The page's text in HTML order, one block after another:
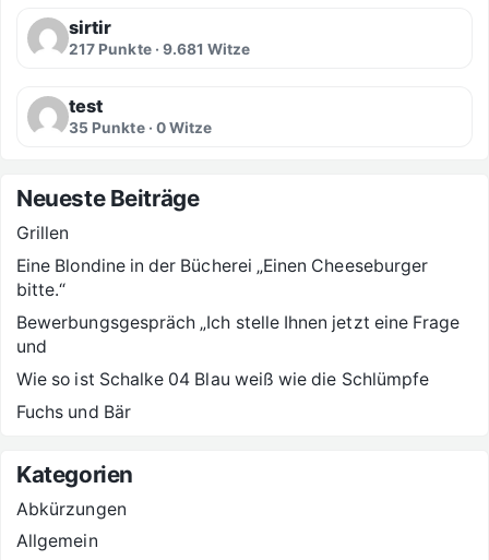
sirtir
217 Punkte · 9.681 Witze
test
35 Punkte · 0 Witze
Neueste Beiträge
Grillen
Eine Blondine in der Bücherei „Einen Cheeseburger
bitte.“
Bewerbungsgespräch „Ich stelle Ihnen jetzt eine Frage
und
Wie so ist Schalke 04 Blau weiß wie die Schlümpfe
Fuchs und Bär
Kategorien
Abkürzungen
Allgemein